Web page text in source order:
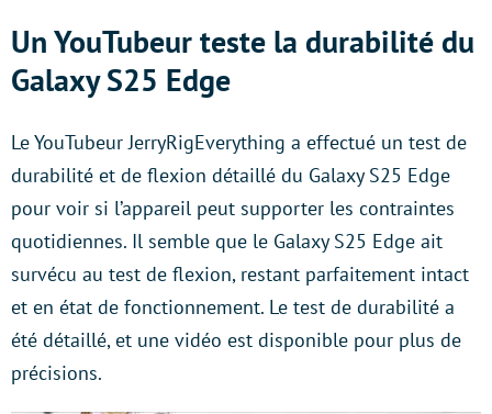
Un YouTubeur teste la durabilité du
Galaxy S25 Edge
Le YouTubeur JerryRigEverything a effectué un test de
durabilité et de flexion détaillé du Galaxy S25 Edge
pour voir si l’appareil peut supporter les contraintes
quotidiennes. Il semble que le Galaxy S25 Edge ait
survécu au test de flexion, restant parfaitement intact
et en état de fonctionnement. Le test de durabilité a
été détaillé, et une vidéo est disponible pour plus de
précisions.